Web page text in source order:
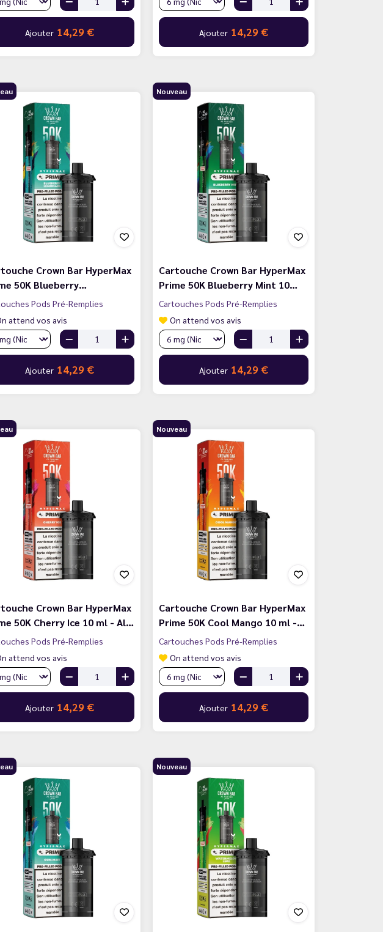
Ajouter 14,29 € Ajouter 14,29 €
Crown Bar HyperMax
50K Blueberry…
Pods Pré-Remplies
attend vos avis
Ajouter 14,29 €
Nouveau
Cartouche Crown Bar HyperMax
Prime 50K Blueberry Mint 10…
Cartouches Pods Pré-Remplies
On attend vos avis
Ajouter 14,29 €
Crown Bar HyperMax
50K Cherry Ice 10 ml - Al…
Pods Pré-Remplies
attend vos avis
Ajouter 14,29 €
Nouveau
Cartouche Crown Bar HyperMax
Prime 50K Cool Mango 10 ml -…
Cartouches Pods Pré-Remplies
On attend vos avis
Ajouter 14,29 €
Nouveau